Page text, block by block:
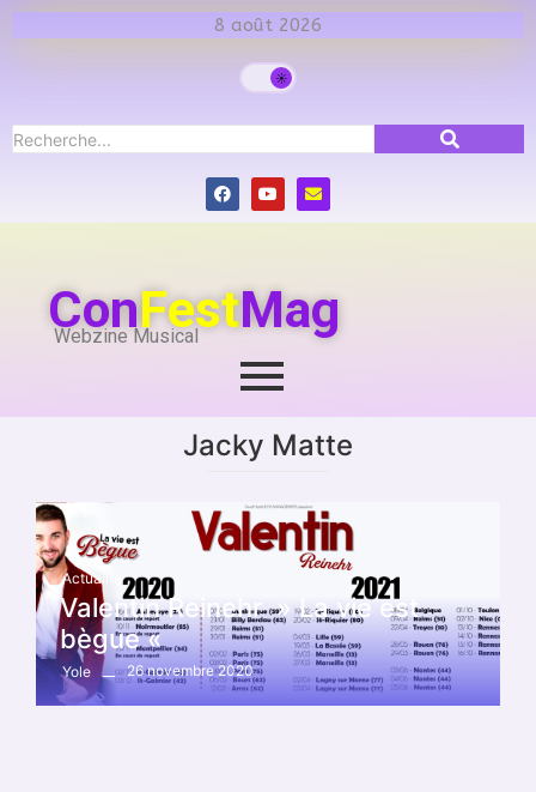
8 août 2026
ConFestMag
Webzine Musical
Jacky Matte
Actualité
Valentin Reinehr » La vie est
bègue «
Yole 26 novembre 2020